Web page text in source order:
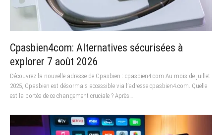
Cpasbien4com: Alternatives sécurisées à
explorer 7 août 2026
Découvrez la nouvelle adresse de Cpasbien : cpasbien4.com Au mois de juillet
2025, Cpasbien est désormais accessible via l’adresse cpasbien4.com. Quelle
est la portée de ce changement cruciale ? Après…